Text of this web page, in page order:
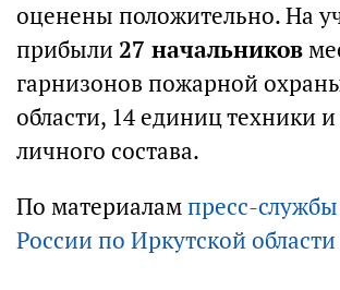
оценены положительно. На
прибыли 27 начальников
гарнизонов пожарной
области, 14 единиц техники
личного состава.
По материалампресс-
России по Иркутской области